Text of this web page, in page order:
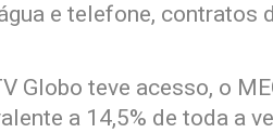
e telefone, contratos
Globo teve acesso, o
a 14,5% de toda a